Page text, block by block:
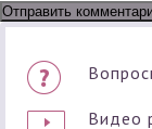
Видео